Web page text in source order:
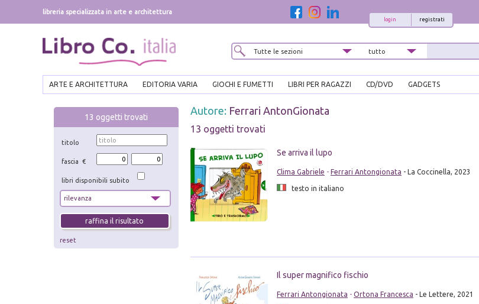
libreria specializzata in arte e architettura
registrati
login
ARTE E ARCHITETTURA EDITORIA VARIA GIOCHI E FUMETTI LIBRI PER RAGAZZI CD/DVD GADGETS
13 oggetti trovati
titolo
fascia €
libri disponibili subito
reset
Autore: Ferrari AntonGionata
13 oggetti trovati
Se arriva il lupo
Clima Gabriele - Ferrari Antongionata - La Coccinella, 2023
testo in italiano
Il super magnifico fischio
Ferrari Antongionata - Ortona Francesca - Le Lettere, 2021